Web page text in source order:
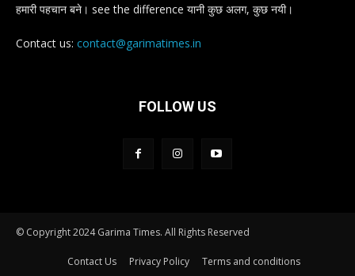
हमारी पहचान बने। see the difference यानी कुछ अलग, कुछ नयी।
Contact us: contact@garimatimes.in
FOLLOW US
© Copyright 2024 Garima Times. All Rights Reserved
Contact Us Privacy Policy Terms and conditions